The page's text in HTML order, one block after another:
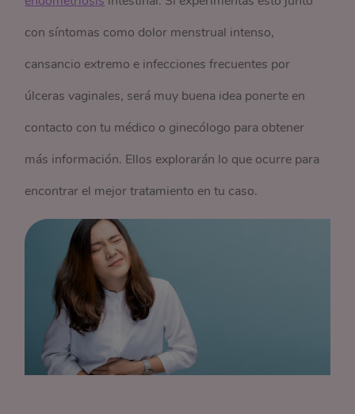
con síntomas como dolor menstrual intenso,
cansancio extremo e infecciones frecuentes por
úlceras vaginales, será muy buena idea ponerte en
contacto con tu médico o ginecólogo para obtener
más información. Ellos explorarán lo que ocurre para
encontrar el mejor tratamiento en tu caso.